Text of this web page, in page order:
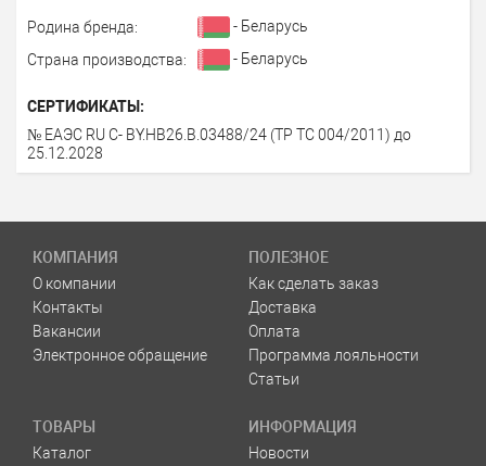
Родина бренда:
- Беларусь
Страна производства:
- Беларусь
СЕРТИФИКАТЫ:
№ ЕАЭС RU C- BY.НВ26.В.03488/24 (ТР ТС 004/2011) до
25.12.2028
КОМПАНИЯ
О компании
Контакты
Вакансии
Электронное обращение
ПОЛЕЗНОЕ
Как сделать заказ
Доставка
Оплата
Программа лояльности
Статьи
ТОВАРЫ
Каталог
ИНФОРМАЦИЯ
Новости